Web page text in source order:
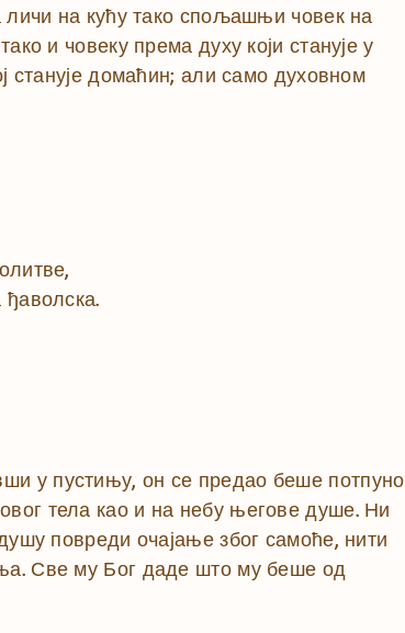
личи на кућу тако спољашњи човек на
и човеку према духу који станује у
станује домаћин; али само духовном
у пустињу, он се предао беше потпуно
тела као и на небу његове душе. Ни
повреди очајање због самоће, нити
Све му Бог даде што му беше од